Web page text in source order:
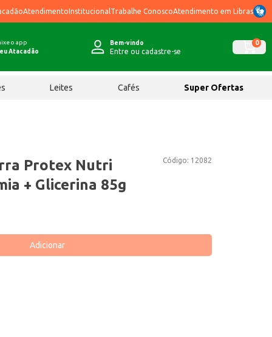
AtendimentoInstitucional Trabalhe ConoscoAtendimento em Libras
o app
Atacadão
Bem-vindo
Entre ou cadastre-se
0
Leites Cafés Super Ofertas
Código: 12082
Protex Nutri
+ Glicerina 85g
Adicionar